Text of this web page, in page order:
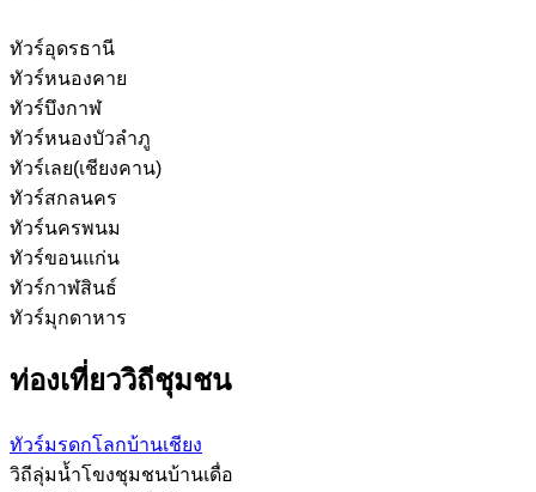
ทัวร์อุดรธานี
ทัวร์หนองคาย
ทัวร์บึงกาฬ
ทัวร์หนองบัวลำภู
ทัวร์เลย(เชียงคาน)
ทัวร์สกลนคร
ทัวร์นครพนม
ทัวร์ขอนแก่น
ทัวร์กาฬสินธ์
ทัวร์มุกดาหาร
ท่องเที่ยววิถีชุมชน
ทัวร์มรดกโลกบ้านเชียง
วิถีลุ่มน้ำโขงชุมชนบ้านเดื่อ